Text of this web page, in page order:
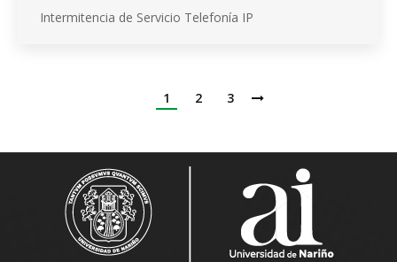
Intermitencia de Servicio Telefonía IP
1 2 3